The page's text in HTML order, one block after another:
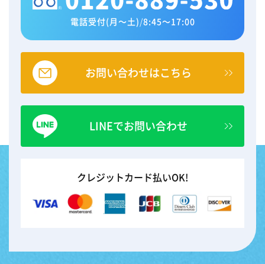
電話受付(月～土) /8:45～17:00
お問い合わせはこちら
LINEでお問い合わせ
クレジットカード払いOK!